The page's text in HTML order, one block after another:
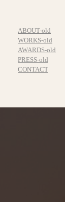
ABOUT-old
WORKS-old
AWARDS-old
PRESS-old
CONTACT